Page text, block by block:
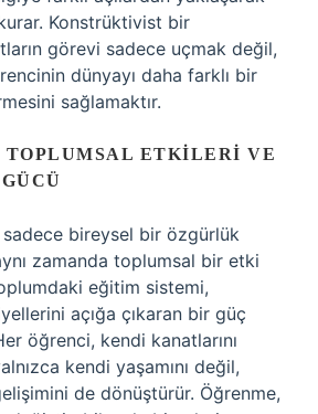
Konstrüktivist bir
görevi sadece uçmak değil,
dünyayı daha farklı bir
sağlamaktır.
TOPLUMSAL ETKILERI VE
sadece bireysel bir özgürlük
zamanda toplumsal bir etki
eğitim sistemi,
açığa çıkaran bir güç
öğrenci, kendi kanatlarını
kendi yaşamını değil,
de dönüştürür. Öğrenme,